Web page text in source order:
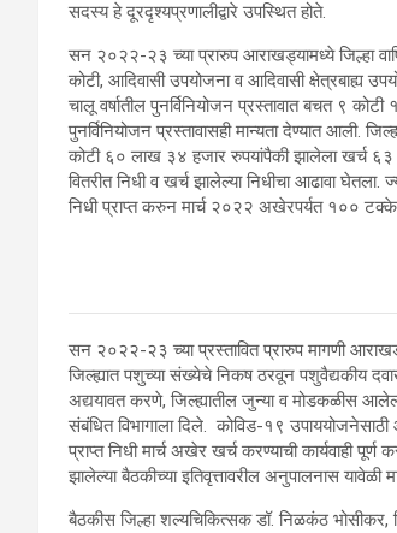
सदस्य हे दूरदृश्यप्रणालीद्वारे उपस्थित होते.
सन २०२२-२३ च्या प्रारुप आराखड्यामध्ये जिल्हा
कोटी, आदिवासी उपयोजना व आदिवासी क्षेत्रबाह्य
चालू वर्षातील पुनर्विनियोजन प्रस्तावात बचत ९
पुनर्विनियोजन प्रस्तावासही मान्यता देण्यात आली.
कोटी ६० लाख ३४ हजार रुपयांपैकी झालेला खर्च ६३
वितरीत निधी व खर्च झालेल्या निधीचा आढावा घेतला.
निधी प्राप्त करुन मार्च २०२२ अखेरपर्यत १०० टक्के
सन २०२२-२३ च्या प्रस्तावित प्रारुप मागणी
जिल्ह्यात पशुच्या संख्येचे निकष ठरवून पशुवैद्यकीय
अद्ययावत करणे, जिल्ह्यातील जुन्या व मोडकळीस
संबंधित विभागाला दिले. कोविड-१९
प्राप्त निधी मार्च अखेर खर्च करण्याची कार्यवाही
झालेल्या बैठकीच्या इतिवृत्तावरील अनुपालनास यावेळी
बैठकीस जिल्हा शल्यचिकित्सक डॉ. निळकंठ भोसीकर,